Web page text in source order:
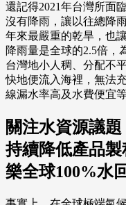
還記得2021年台灣所面
沒有降雨，讓以往總降
年來最嚴重的乾旱，也
降雨量是全球的2.5倍，
台灣地小人稠、分配不
快地便流入海裡，無法
線漏水率高及水費便宜
關注水資源議題
持續降低產品
樂全球100%水